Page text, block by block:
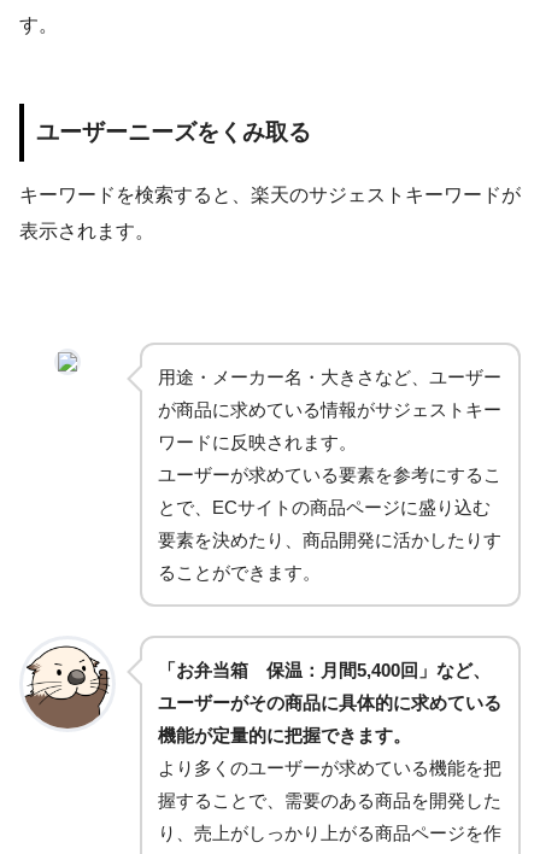
す。
ユーザーニーズをくみ取る
キーワードを検索すると、楽天のサジェストキーワードが
表示されます。
用途・メーカー名・大きさなど、ユーザー
が商品に求めている情報がサジェストキー
ワードに反映されます。
ユーザーが求めている要素を参考にするこ
とで、ECサイトの商品ページに盛り込む
要素を決めたり、商品開発に活かしたりす
ることができます。
「お弁当箱 保温：月間5,400回」など、
ユーザーがその商品に具体的に求めている
機能が定量的に把握できます。
より多くのユーザーが求めている機能を把
握することで、需要のある商品を開発した
り、売上がしっかり上がる商品ページを作